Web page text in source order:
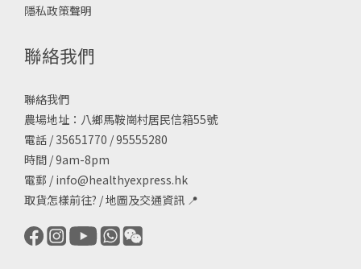
隱私政策聲明
聯絡我們
聯絡我們
農場地址：八鄉馬鞍崗村居民信箱55號
電話 / 35651770 / 95555280
時間 / 9am-8pm
電郵 / info@healthyexpress.hk
取貨怎樣前往? /地圖及交通資訊 📍